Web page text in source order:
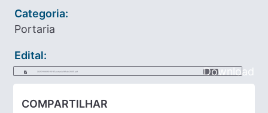
Categoria:
Portaria
Edital:
2025-11-06-12-23-35-portaria-161-de-2025.pdf Download
COMPARTILHAR